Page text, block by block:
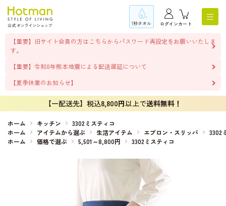
1秒タオル ログインカート
【重要】旧サイト会員の方はこちらからパスワード再設定をお願いいたしま
す。
【重要】令和8年熊本地震による配送遅延について
【夏季休業のお知らせ】
【一配送先】税込8,800円以上で送料無料！
ホーム キッチン
3302ミスティコ
ホーム
アイテムから選ぶ 生活アイテム エプロン・スリッパ
3302
ホーム
価格で選ぶ 5,501～8,800円 3302ミスティコ